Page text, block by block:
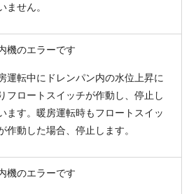
ません。
機のエラーです
運転中にドレンパン内の水位上昇に
フロートスイッチが作動し、停止し
ます。暖房運転時もフロートスイッ
作動した場合、停止します。
機のエラーです